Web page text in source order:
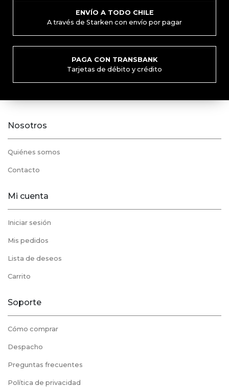
de
ENVÍO A TODO CHILE
A través de Starken con envío por pagar
PAGA CON TRANSBANK
Tarjetas de débito y crédito
Nosotros
Quiénes somos
Contacto
Mi cuenta
Iniciar sesión
Mis pedidos
Lista de deseos
Carrito
Soporte
Cómo comprar
Despacho
Preguntas frecuentes
Política de privacidad